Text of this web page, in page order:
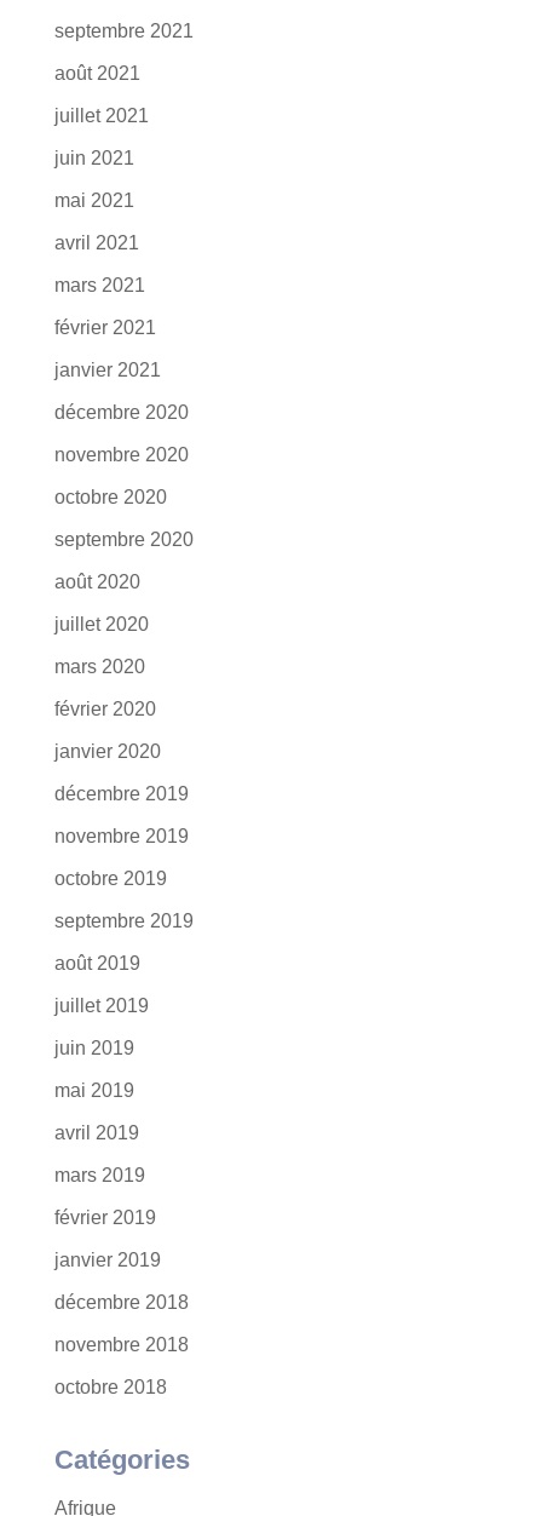
septembre 2021
août 2021
juillet 2021
juin 2021
mai 2021
avril 2021
mars 2021
février 2021
janvier 2021
décembre 2020
novembre 2020
octobre 2020
septembre 2020
août 2020
juillet 2020
mars 2020
février 2020
janvier 2020
décembre 2019
novembre 2019
octobre 2019
septembre 2019
août 2019
juillet 2019
juin 2019
mai 2019
avril 2019
mars 2019
février 2019
janvier 2019
décembre 2018
novembre 2018
octobre 2018
Catégories
Afrique